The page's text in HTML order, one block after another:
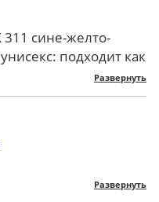
311 сине-желто-
подходит как
Модель выполнена
является отличная
телу
хорошую
также не
аллергии. Обладает
Развернуть
Развернуть